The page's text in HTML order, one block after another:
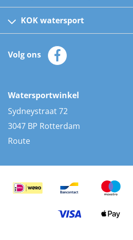
Kinder reddingsvesten
Automatische reddingsvesten
Zeilkleding
Zonnepanelen
AIS transponders
Stootwillen en fenders
Bootkussens
Zwemtrappen
KOK watersport
Klantenservice
Merken
Volg ons
Watersportwinkel
Sydneystraat 72
3047 BP Rotterdam
Route